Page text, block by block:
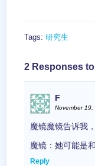
Tags: 研究生
2 Responses to
F
November
魔镜魔镜告诉我
魔镜：她可能是
Reply